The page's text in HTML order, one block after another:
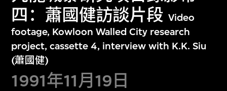
四：蕭國健訪談片段 Video
footage, Kowloon Walled City research
project, cassette 4, interview with K.K. Siu
(蕭國健)
1991年11月19日